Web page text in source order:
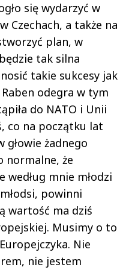
się wydarzyć w
Czechach, a także na
plan, w
tak silna
takie sukcesy jak
odegra w tym
do NATO i Unii
co na początku lat
głowie żadnego
normalne, że
według mnie młodzi
powinni
wartość ma dziś
Musimy o to
Nie
nie jestem